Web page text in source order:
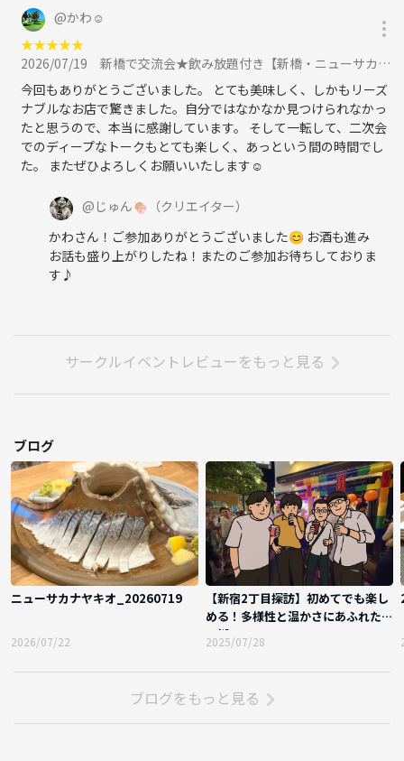
@かわ☺️
★★★★★
2026/07/19
新橋で交流会★飲み放題付き【新橋・ニューサカナヤキオ】食べログHOTレストラン2026に参加
今回もありがとうございました。 とても美味しく、しかもリーズ
ナブルなお店で驚きました。自分ではなかなか見つけられなかっ
たと思うので、本当に感謝しています。 そして一転して、二次会
でのディープなトークもとても楽しく、あっという間の時間でし
た。 またぜひよろしくお願いいたします☺️
@ じゅん🍖 （クリエイター）
かわさん！ご参加ありがとうございました😊 お酒も進み
お話も盛り上がりしたね！またのご参加お待ちしておりま
す♪
サークルイベントレビューをもっと見る
ブログ
ニューサカナヤキオ_20260719
2026/07/22
【新宿2丁目探訪】初めてでも楽し
める！多様性と温かさにあふれた夜
の街
2025/07/28
ブログをもっと見る